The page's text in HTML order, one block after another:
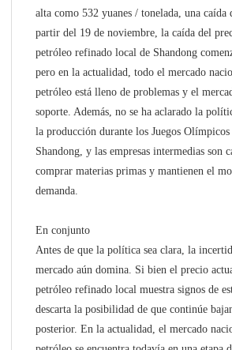
alta como 532 yuanes / tonelada, una caída
partir del 19 de noviembre, la caída del
petróleo refinado local de Shandong
pero en la actualidad, todo el mercado
petróleo está lleno de problemas y el
soporte. Además, no se ha aclarado la
la producción durante los Juegos
Shandong, y las empresas intermedias son
comprar materias primas y mantienen el
demanda.
En conjunto
Antes de que la política sea clara, la
mercado aún domina. Si bien el precio
petróleo refinado local muestra signos de
descarta la posibilidad de que continúe
posterior. En la actualidad, el mercado